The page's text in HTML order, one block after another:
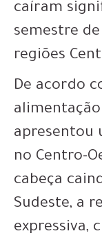
caíram
semestre
regiões
De acordo
apresentou
no Centro-
cabeça
Sudeste, a
expressiva,